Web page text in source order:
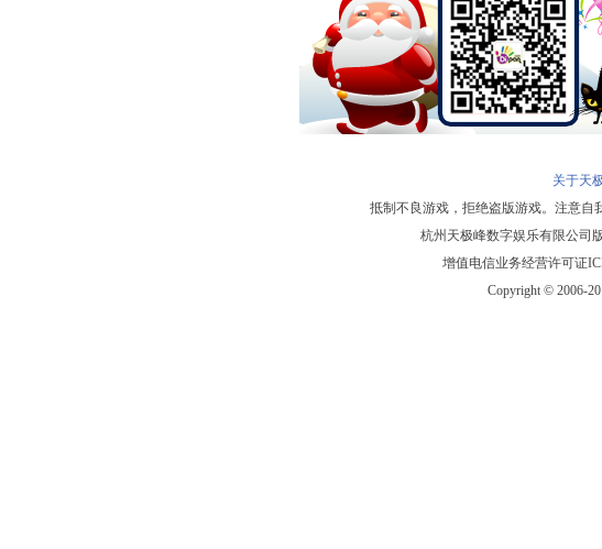
关于天
抵制不良游戏，拒绝盗版游戏。注意自
杭州天极峰数字娱乐有限公司
增值电信业务经营许可证
Copyright © 2006-